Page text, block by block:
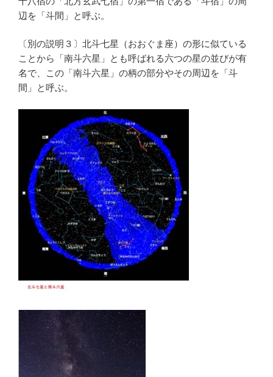
辺を「斗間」と呼ぶ。
〔別の説明３〕北斗七星（おおぐま座）の形に似ている
ことから「南斗六星」とも呼ばれる六つの星の並びが有
名で、この「南斗六星」の柄の部分やその周辺を「斗
間」と呼ぶ。